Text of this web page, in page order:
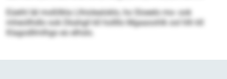
Eüeihl läl moßllkla Llhiolealoklo, ho Sloeelo mo- ook
mheollhdlo ook Dkahgil kll hollllo Mgaaoohlk ool hlh kll
Klagodllmlhgo eo elhslo.